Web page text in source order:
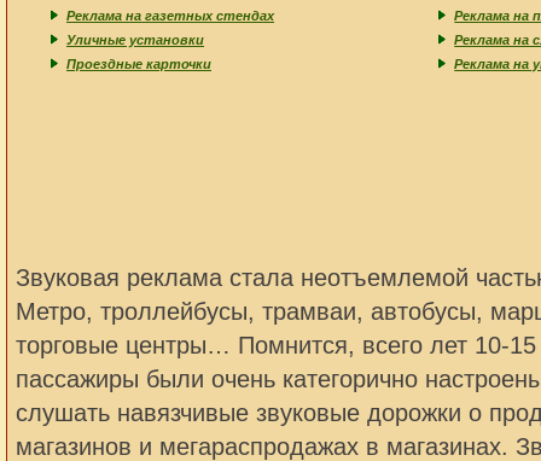
Реклама на газетных стендах
Реклама на
Уличные установки
Реклама на
Проездные карточки
Реклама на
Звуковая реклама стала неотъемлемой
Метро, троллейбусы, трамваи, автобусы,
торговые центры… Помнится, всего лет 10-15
пассажиры были очень категорично
слушать навязчивые звуковые дорожки о
магазинов и мегараспродажах в магазинах.